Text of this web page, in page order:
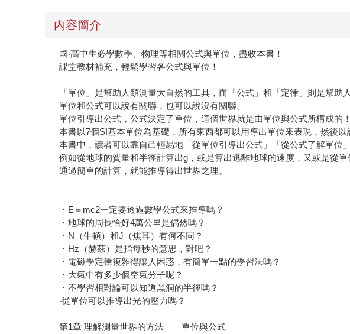
內容簡介
國‧高中生必學數學、物理等相關公式與單位，盡收本書！
課堂教材補充，輕鬆學習各公式與單位！
「單位」是幫助人類測量大自然的工具，而「公式」和「定律」則是幫助
單位和公式可以說有關聯，也可以說沒有關聯。
單位引導出公式，公式決定了單位，這個世界就是由單位與公式所構成的！
本書以7個SI基本單位為基礎，所有東西都可以用導出單位來表現，然後以
本書中，讀者可以靠自己輕易地「從單位引導出公式」「從公式了解單位」
例如從地球的質量和半徑計算出g，或是算出逃離地球的速度，又或是從
通過簡單的計算，就能推導得出世界之理。
・E＝mc2一定要透過數學公式來推導嗎？
・地球的周長恰好4萬公里是偶然嗎？
・N（牛頓）和J（焦耳）有何不同？
・Hz（赫茲）是指每秒的意思，對吧？
・電磁學定律複雜得讓人困惑，有簡單一點的學習法嗎？
・大氣中有多少個空氣分子呢？
・不學習相對論可以知道黑洞的半徑嗎？
‧從單位可以推導出光的壓力嗎？
第1章 理解測量世界的方法——單位與公式